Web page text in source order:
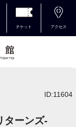
チケット アクセス
ID:11604
ターンズ-